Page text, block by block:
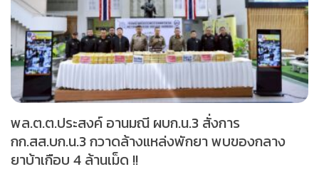
พล.ต.ต.ประสงค์ อานมณี ผบก.น.3 สั่งการ
กก.สส.บก.น.3 กวาดล้างแหล่งพักยา พบของกลาง
ยาบ้าเกือบ 4 ล้านเม็ด !!